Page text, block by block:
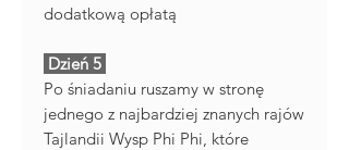
dodatkową opłatą
Dzień 5
Po śniadaniu ruszamy w stronę
jednego z najbardziej znanych rajów
Tajlandii Wysp Phi Phi, które